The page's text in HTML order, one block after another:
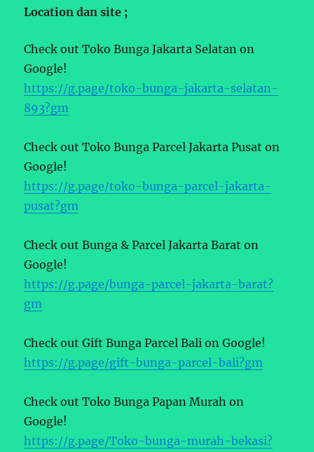
Location dan site ;
Check out Toko Bunga Jakarta Selatan on
Google!
https://g.page/toko-bunga-jakarta-selatan-
893?gm
Check out Toko Bunga Parcel Jakarta Pusat on
Google!
https://g.page/toko-bunga-parcel-jakarta-
pusat?gm
Check out Bunga & Parcel Jakarta Barat on
Google!
https://g.page/bunga-parcel-jakarta-barat?
gm
Check out Gift Bunga Parcel Bali on Google!
https://g.page/gift-bunga-parcel-bali?gm
Check out Toko Bunga Papan Murah on
Google!
https://g.page/Toko-bunga-murah-bekasi?